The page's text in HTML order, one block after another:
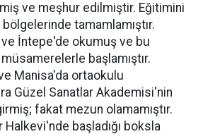
ve meşhur edilmiştir. Eğitimini
tamamlamıştır.
İntepe'de okumuş ve bu
başlamıştır.
Manisa'da ortaokulu
Güzel Sanatlar Akademisi'nin
fakat mezun olamamıştır.
Halkevi'nde başladığı boksla